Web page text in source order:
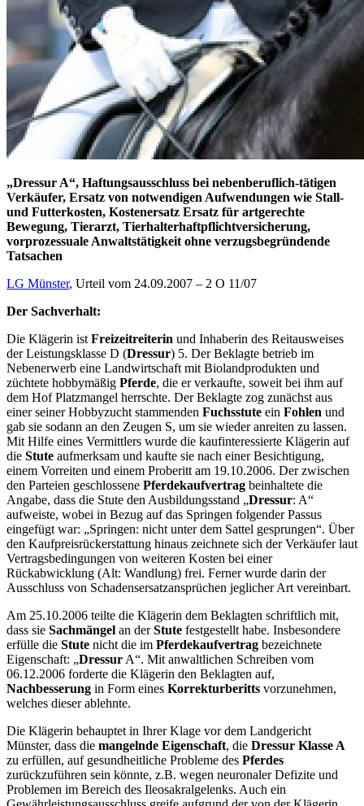
„Dressur A“, Haftungsausschluss bei nebenberuflich-tätigen
Verkäufer, Ersatz von notwendigen Aufwendungen wie Stall-
und Futterkosten, Kostenersatz Ersatz für artgerechte
Bewegung, Tierarzt, Tierhalterhaftpflichtversicherung,
vorprozessuale Anwaltstätigkeit ohne verzugsbegründende
Tatsachen
LG Münster, Urteil vom 24.09.2007 – 2 O 11/07
Der Sachverhalt:
Die Klägerin ist Freizeitreiterin und Inhaberin des Reitausweises
der Leistungsklasse D (Dressur) 5. Der Beklagte betrieb im
Nebenerwerb eine Landwirtschaft mit Biolandprodukten und
züchtete hobbymäßig Pferde, die er verkaufte, soweit bei ihm auf
dem Hof Platzmangel herrschte. Der Beklagte zog zunächst aus
einer seiner Hobbyzucht stammenden Fuchsstute ein Fohlen und
gab sie sodann an den Zeugen S, um sie wieder anreiten zu lassen.
Mit Hilfe eines Vermittlers wurde die kaufinteressierte Klägerin auf
die Stute aufmerksam und kaufte sie nach einer Besichtigung,
einem Vorreiten und einem Proberitt am 19.10.2006. Der zwischen
den Parteien geschlossene Pferdekaufvertrag beinhaltete die
Angabe, dass die Stute den Ausbildungsstand „Dressur: A“
aufweiste, wobei in Bezug auf das Springen folgender Passus
eingefügt war: „Springen: nicht unter dem Sattel gesprungen“. Über
den Kaufpreisrückerstattung hinaus zeichnete sich der Verkäufer laut
Vertragsbedingungen von weiteren Kosten bei einer
Rückabwicklung (Alt: Wandlung) frei. Ferner wurde darin der
Ausschluss von Schadensersatzansprüchen jeglicher Art vereinbart.
Am 25.10.2006 teilte die Klägerin dem Beklagten schriftlich mit,
dass sie Sachmängel an derStute festgestellt habe. Insbesondere
erfülle die Stute nicht die im Pferdekaufvertrag bezeichnete
Eigenschaft: „Dressur A“. Mit anwaltlichen Schreiben vom
06.12.2006 forderte die Klägerin den Beklagten auf,
Nachbesserung in Form eines Korrekturberitts vorzunehmen,
welches dieser ablehnte.
Die Klägerin behauptet in Ihrer Klage vor dem Landgericht
Münster, dass die mangelnde Eigenschaft, die Dressur Klasse A
zu erfüllen, auf gesundheitliche Probleme des Pferdes
zurückzuführen sein könnte, z.B. wegen neuronaler Defizite und
Problemen im Bereich des Ileosakralgelenks. Auch ein